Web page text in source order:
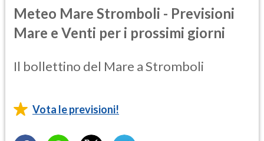
Meteo Mare Stromboli - Previsioni
Mare e Venti per i prossimi giorni
Il bollettino del Mare a Stromboli
Vota le previsioni!